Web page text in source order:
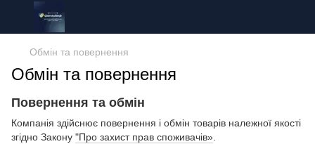
Обмін та повернення
Обмін та повернення
Повернення та обмін
Компанія здійснює повернення і обмін товарів належної якості
згідно Закону "Про захист прав споживачів».